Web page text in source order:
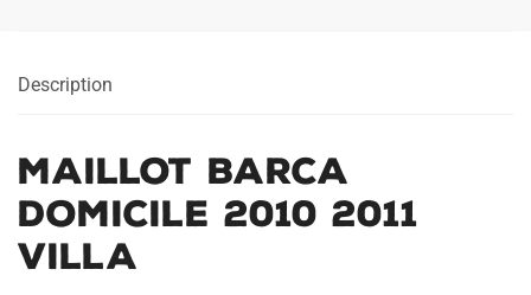
Description
Maillot Barca
Domicile 2010 2011
Villa